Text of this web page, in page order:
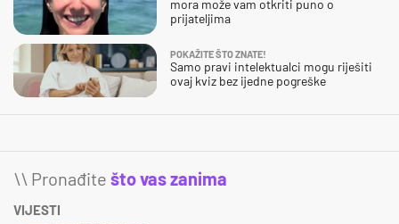
mora može vam otkriti puno o
prijateljima
POKAŽITE ŠTO ZNATE!
Samo pravi intelektualci mogu riješiti
ovaj kviz bez ijedne pogreške
\\ Pronađite što vas zanima
VIJESTI